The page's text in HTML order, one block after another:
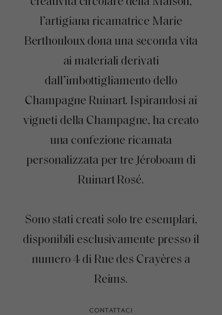
l’artigiana ricamatrice Marie
Berthouloux dona una seconda vita
ai materiali derivati
dall’imbottigliamento dello
Champagne Ruinart. Ispirandosi ai
vigneti della Champagne, ha creato
una confezione ricamata
personalizzata per tre Jéroboam di
Ruinart Rosé.
Sono stati creati solo tre esemplari,
disponibili esclusivamente presso il
numero 4 di Rue des Crayères a
Reims.
CONTATTACI